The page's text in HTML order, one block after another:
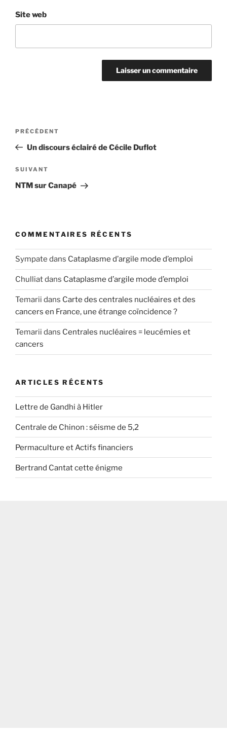
Site web
Navigation
l’article
Article
précédent
PRÉCÉDENT
Un discours éclairé de Cécile Duflot
Article
suivant
SUIVANT
NTM sur Canapé
COMMENTAIRES RÉCENTS
Sympate dans Cataplasme d’argile mode d’emploi
Chulliatdans Cataplasme d’argile mode d’emploi
Temarii dans Carte des centrales nucléaires et des
cancers en France, une étrange coïncidence ?
Temarii dans Centrales nucléaires = leucémies et
cancers
ARTICLES RÉCENTS
Lettre de Gandhi à Hitler
Centrale de Chinon : séisme de 5,2
Permaculture et Actifs financiers
Bertrand Cantat cette énigme